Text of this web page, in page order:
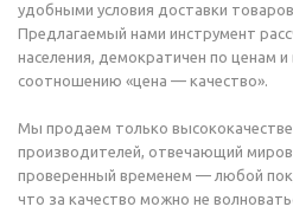
удобными условия доставки
Предлагаемый нами инструмент
населения, демократичен по ценам и
соотношению «цена — качество».
Мы продаем только
производителей, отвечающий
проверенный временем — любой
что за качество можно не